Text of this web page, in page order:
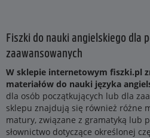
Fiszki do nauki angielskiego dla
zaawansowanych
W sklepie internetowym fiszki.pl
materiałów do nauki języka
dla osób początkujących lub dla
sklepu znajdują się również różne
matury, związane z gramatyką lub
słownictwo dotyczące określonej